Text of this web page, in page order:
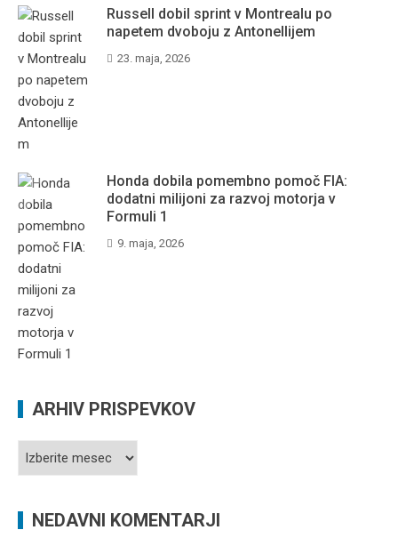
Russell dobil sprint v Montrealu po
napetem dvoboju z Antonellijem
23. maja, 2026
Honda dobila pomembno pomoč FIA:
dodatni milijoni za razvoj motorja v
Formuli 1
9. maja, 2026
ARHIV PRISPEVKOV
Arhiv
NEDAVNI KOMENTARJI